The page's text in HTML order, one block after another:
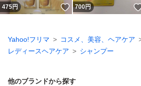
475円 いいね！
700円
Yahoo!フリマ
コスメ、美容、ヘアケア
レディースヘアケア
シャンプー
他のブランドから探す